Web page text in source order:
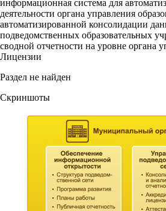
информационная система для
деятельности органа управления
автоматизированной консолидации
подведомственных образовательных
сводной отчетности на уровне органа
Лицензии
Раздел не найден
Скриншоты